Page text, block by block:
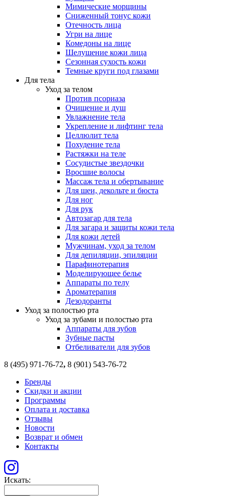
Мимические морщины
Сниженный тонус кожи
Отечность лица
Угри на лице
Комедоны на лице
Шелушение кожи лица
Сезонная сухость кожи
Темные круги под глазами
Для тела
Уход за телом
Против псориаза
Очищение и душ
Увлажнение тела
Укрепление и лифтинг тела
Целлюлит тела
Похудение тела
Растяжки на теле
Сосудистые звездочки
Вросшие волосы
Массаж тела и обертывание
Для шеи, декольте и бюста
Для ног
Для рук
Автозагар для тела
Для загара и защиты кожи тела
Для кожи детей
Мужчинам, уход за телом
Для депиляции, эпиляции
Парафинотерапия
Моделирующее белье
Аппараты по телу
Ароматерапия
Дезодоранты
Уход за полостью рта
Уход за зубами и полостью рта
Аппараты для зубов
Зубные пасты
Отбеливатели для зубов
8 (495) 971-76-72, 8 (901) 543-76-72
Бренды
Скидки и акции
Программы
Оплата и доставка
Отзывы
Новости
Возврат и обмен
Контакты
Искать: